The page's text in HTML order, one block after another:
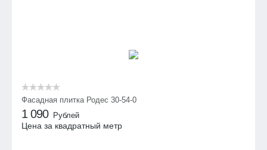
Фасадная плитка Родес 30-54-0
1 090 Рублей
Цена за квадратный метр